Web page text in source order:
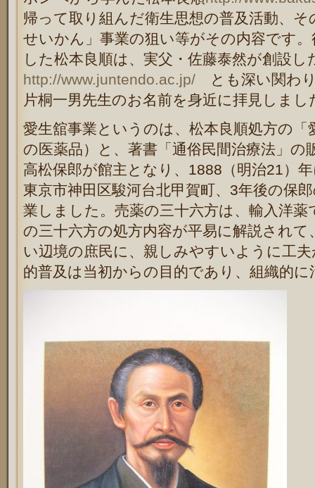
帰って取り組んだ衛生思想の普及活動、
せいかん」事業の狙い等がその内容です
した松本良順は、実父・佐藤泰然が創設し
http://www.juntendo.ac.jp/ とも深い関わ
片桐一男先生のお名前を身近に拝見しまし
愛生舘事業というのは、松本良順処方の「
の医薬品）と、著書「通俗民間治療法」の
高松保郎が館主となり、1888（明治21）
東京市神田区駿河台北甲賀町、3年後の保
業しました。売薬の三十六方は、輸入洋
の三十六方の処方内容が平易に解説され
い辺境の庶民に、親しみやすいように工
的普及は当初からの目的であり、組織的